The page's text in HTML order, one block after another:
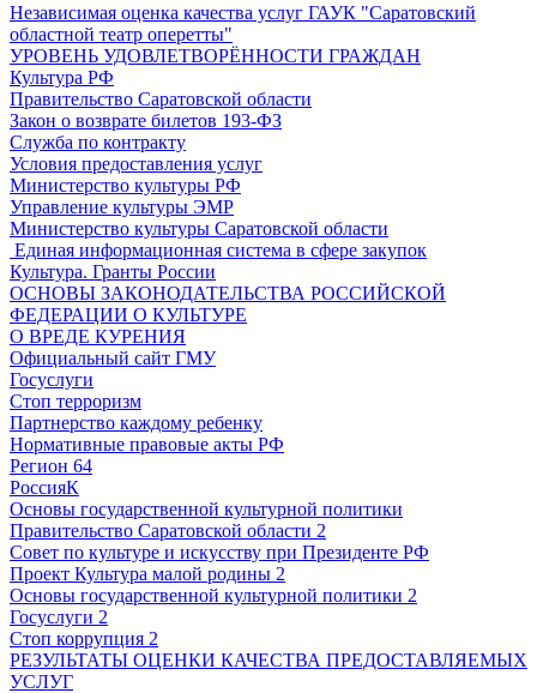
Независимая оценка качества услуг ГАУК "Саратовский
областной театр оперетты"
УРОВЕНЬ УДОВЛЕТВОРЁННОСТИ ГРАЖДАН
Культура РФ
Правительство Саратовской области
Закон о возврате билетов 193-ФЗ
Служба по контракту
Условия предоставления услуг
Министерство культуры РФ
Управление культуры ЭМР
Министерство культуры Саратовской области
Единая информационная система в сфере закупок
Культура. Гранты России
ОСНОВЫ ЗАКОНОДАТЕЛЬСТВА РОССИЙСКОЙ
ФЕДЕРАЦИИ О КУЛЬТУРЕ
О ВРЕДЕ КУРЕНИЯ
Официальный сайт ГМУ
Госуслуги
Стоп терроризм
Партнерство каждому ребенку
Нормативные правовые акты РФ
Регион 64
РоссияК
Основы государственной культурной политики
Правительство Саратовской области 2
Совет по культуре и искусству при Президенте РФ
Проект Культура малой родины 2
Основы государственной культурной политики 2
Госуслуги 2
Стоп коррупция 2
РЕЗУЛЬТАТЫ ОЦЕНКИ КАЧЕСТВА ПРЕДОСТАВЛЯЕМЫХ
УСЛУГ